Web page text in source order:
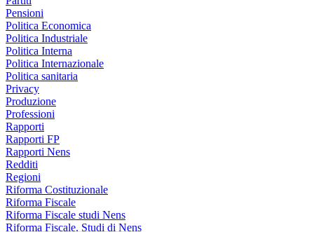
Pensioni
Politica Economica
Politica Industriale
Politica Interna
Politica Internazionale
Politica sanitaria
Privacy
Produzione
Professioni
Rapporti
Rapporti FP
Rapporti Nens
Redditi
Regioni
Riforma Costituzionale
Riforma Fiscale
Riforma Fiscale studi Nens
Riforma Fiscale. Studi di Nens